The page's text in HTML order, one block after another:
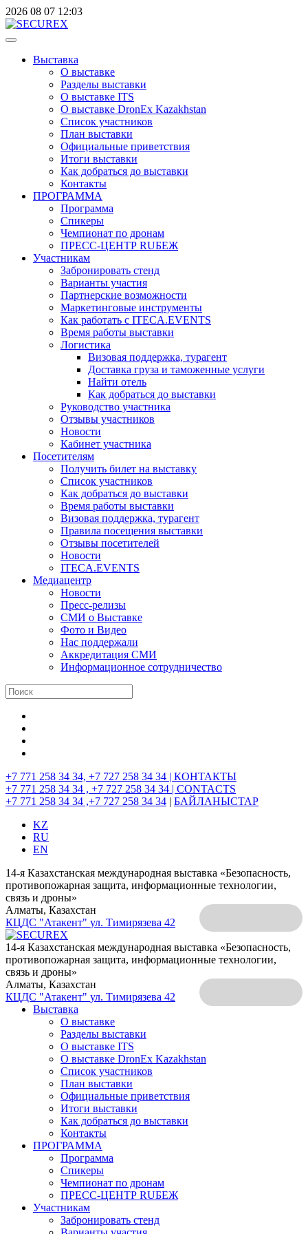
2026 08 07 12:03
Выставка
О выставке
Разделы выставки
О выставке ITS
О выставке DronEx Kazakhstan
Список участников
План выставки
Официальные приветствия
Итоги выставки
Как добраться до выставки
Контакты
ПРОГРАММА
Программа
Спикеры
Чемпионат по дронам
ПРЕСС-ЦЕНТР RUБЕЖ
Участникам
Забронировать стенд
Варианты участия
Партнерские возможности
Маркетинговые инструменты
Как работать с ITECA.EVENTS
Время работы выставки
Логистика
Визовая поддержка, турагент
Доставка груза и таможенные услуги
Найти отель
Как добраться до выставки
Руководство участника
Отзывы участников
Новости
Кабинет участника
Посетителям
Получить билет на выставку
Список участников
Как добраться до выставки
Время работы выставки
Визовая поддержка, турагент
Правила посещения выставки
Отзывы посетителей
Новости
ITECA.EVENTS
Медиацентр
Новости
Пресс-релизы
СМИ о Выставке
Фото и Видео
Нас поддержали
Аккредитация СМИ
Информационное сотрудничество
+7 771 258 34 34, +7 727 258 34 34 | КОНТАКТЫ
+7 771 258 34 34 , +7 727 258 34 34 | CONTACTS
+7 771 258 34 34 ,+7 727 258 34 34 | БАЙЛАНЫСТАР
KZ
RU
EN
14-я Казахстанская международная выставка «Безопасность,
противопожарная защита, информационные технологии,
связь и дроны»
Алматы, Казахстан
КЦДС "Атакент" ул. Тимирязева 42
14-я Казахстанская международная выставка «Безопасность,
противопожарная защита, информационные технологии,
связь и дроны»
Алматы, Казахстан
КЦДС "Атакент" ул. Тимирязева 42
Выставка
О выставке
Разделы выставки
О выставке ITS
О выставке DronEx Kazakhstan
Список участников
План выставки
Официальные приветствия
Итоги выставки
Как добраться до выставки
Контакты
ПРОГРАММА
Программа
Спикеры
Чемпионат по дронам
ПРЕСС-ЦЕНТР RUБЕЖ
Участникам
Забронировать стенд